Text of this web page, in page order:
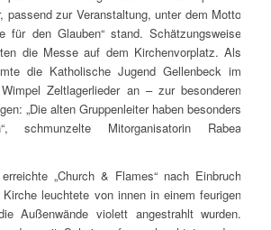
passend zur Veranstaltung, unter dem Motto
für den Glauben“ stand. Schätzungsweise
die Messe auf dem Kirchenvorplatz. Als
die Katholische Jugend Gellenbeck im
Zeltlagerlieder an – zur besonderen
„Die alten Gruppenleiter haben besonders
schmunzelte Mitorganisatorin Rabea
„Church & Flames“ nach Einbruch
leuchtete von innen in einem feurigen
Außenwände violett angestrahlt wurden.